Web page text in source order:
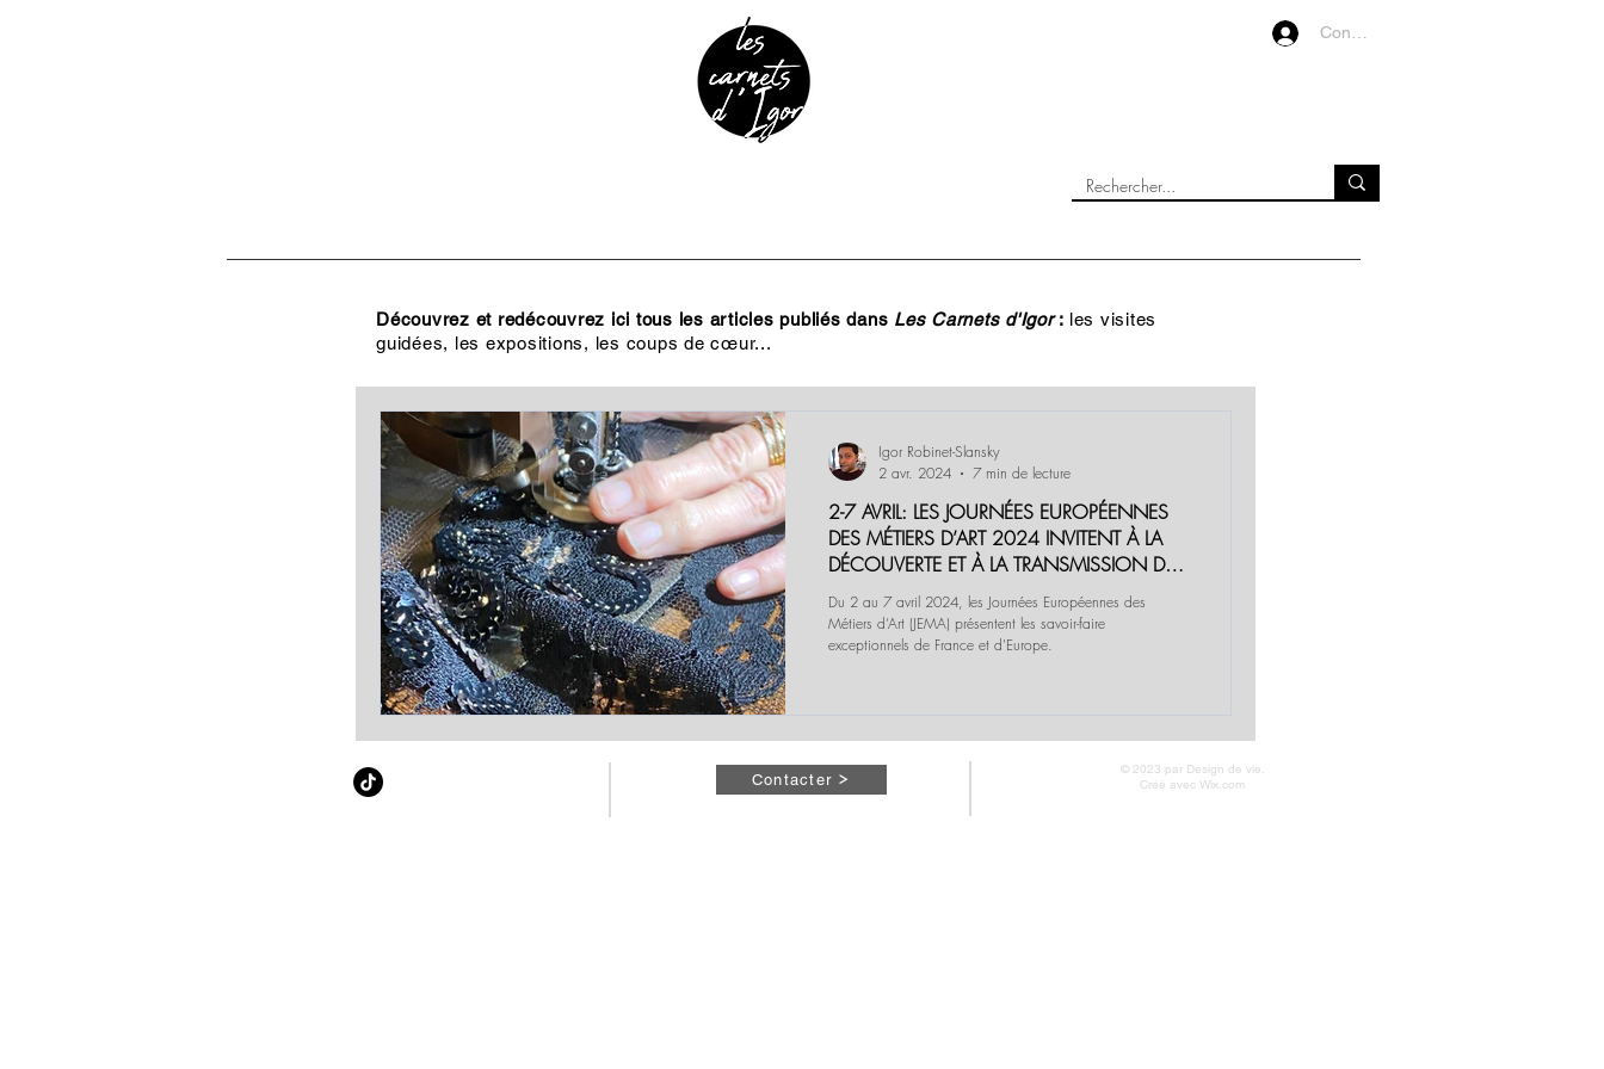
Connexion
Découvrez et redécouvrez ici tous les articles publiés dans Les Carnets d'Igor: les visites
guidées, les expositions, les coups de cœur...
2-7 AVRIL: LES JOURNÉES EUROPÉENNES
DES MÉTIERS D’ART 2024 INVITENT À LA
DÉCOUVERTE ET À LA TRANSMISSION DES
SAVOIR-FAIRE
Du 2 au 7 avril 2024, les Journées Européennes des
Métiers d’Art (JEMA) présentent les savoir-faire
exceptionnels de France et d'Europe.
Igor Robinet-Slansky
2 avr. 2024
7 min de lecture
Contacter
© 2023 par Design de vie.
Créé avec Wix.com